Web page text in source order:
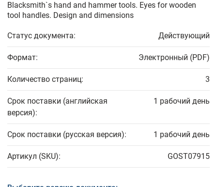
Blacksmith`s hand and hammer tools. Eyes for wooden
tool handles. Design and dimensions
Статус документа: Действующий
Формат: Электронный (PDF)
Количество страниц: 3
Срок поставки (английская
версия):
1 рабочий день
Срок поставки (русская версия): 1 рабочий день
Артикул (SKU): GOST07915